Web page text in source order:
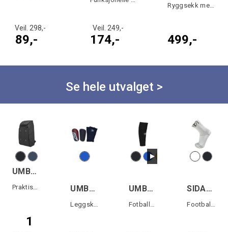
Veil. 298,-
89,-
Veil. 249,-
174,-
Ryggsekk med ballnett 35L
499,-
Se hele utvalget >
UMBRO PC Travel backpack
Praktisk og tøff sekk
1
UMBRO Neo Shield Guard W/Sleeve
Leggskinn med strømpe som har lomme
UMBRO Footless Sock
Fotballstrømpe uten fot
SIDAS FOOTBALL PERFORMANCE
Football sokk med anti-slip felt